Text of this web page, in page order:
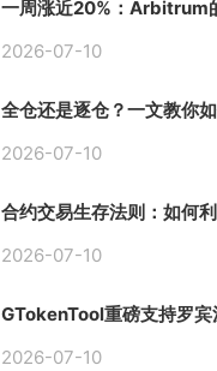
一周涨近20%：Arbitrum
2026-07-10
全仓还是逐仓？一文教你
2026-07-10
合约交易生存法则：如何
2026-07-10
GTokenTool重磅支持罗宾
2026-07-10